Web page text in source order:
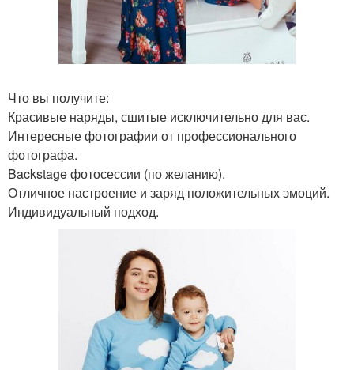
Что вы получите:
Красивые наряды, сшитые исключительно для вас.
Интересные фотографии от профессионального
фотографа.
Backstage фотосессии (по желанию).
Отличное настроение и заряд положительных эмоций.
Индивидуальный подход.